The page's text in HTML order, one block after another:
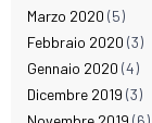
Marzo 2020 (5)
Febbraio 2020 (3)
Gennaio 2020 (4)
Dicembre 2019 (3)